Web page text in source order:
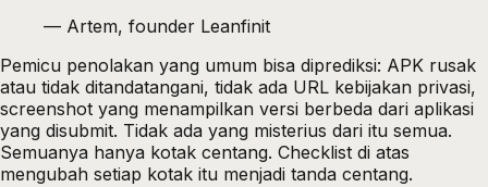
— Artem, founder Leanfinit
Pemicu penolakan yang umum bisa diprediksi: APK rusak
atau tidak ditandatangani, tidak ada URL kebijakan privasi,
screenshot yang menampilkan versi berbeda dari aplikasi
yang disubmit. Tidak ada yang misterius dari itu semua.
Semuanya hanya kotak centang. Checklist di atas
mengubah setiap kotak itu menjadi tanda centang.